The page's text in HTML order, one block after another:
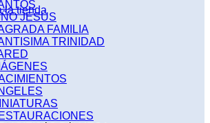
la tienda
JESÚS
FAMILIA
TRINIDAD